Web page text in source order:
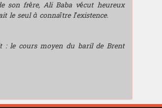
son frère, Ali Baba vécut heureux
le seul à connaître l’existence.
: le cours moyen du baril de Brent